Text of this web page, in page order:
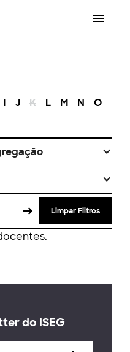
I J K L M N O
Limpar Filtros
do ISEG